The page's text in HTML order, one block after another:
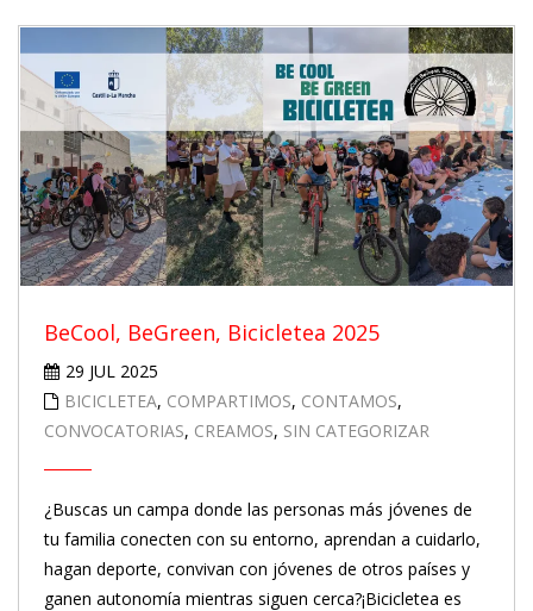
BeCool, BeGreen, Bicicletea 2025
29 JUL 2025
BICICLETEA, COMPARTIMOS, CONTAMOS,
CONVOCATORIAS, CREAMOS, SIN CATEGORIZAR
¿Buscas un campa donde las personas más jóvenes de
tu familia conecten con su entorno, aprendan a cuidarlo,
hagan deporte, convivan con jóvenes de otros países y
ganen autonomía mientras siguen cerca?¡Bicicletea es